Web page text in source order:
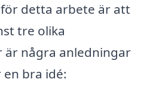
detta arbete är att
tre olika
är några anledningar
bra idé: